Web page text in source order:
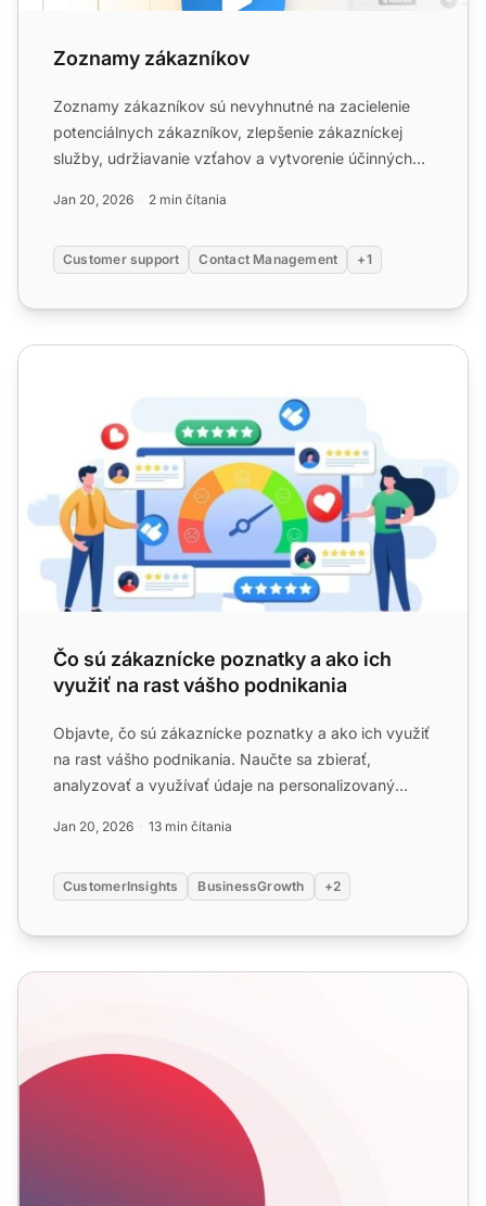
Zoznamy zákazníkov
Zoznamy zákazníkov sú nevyhnutné na zacielenie
potenciálnych zákazníkov, zlepšenie zákazníckej
služby, udržiavanie vzťahov a vytvorenie účinných
Jan 20, 2026 2 min čítania
Customer support Contact Management +1
Čo sú zákaznícke poznatky a ako ich využiť na rast
Čo sú zákaznícke poznatky a ako ich
využiť na rast vášho podnikania
Objavte, čo sú zákaznícke poznatky a ako ich využiť
na rast vášho podnikania. Naučte sa zbierať,
analyzovať a využívať údaje na personalizovaný
Jan 20, 2026 13 min čítania
CustomerInsights BusinessGrowth +2
Komplexný sprievodca hlásením v zákazníckych službách